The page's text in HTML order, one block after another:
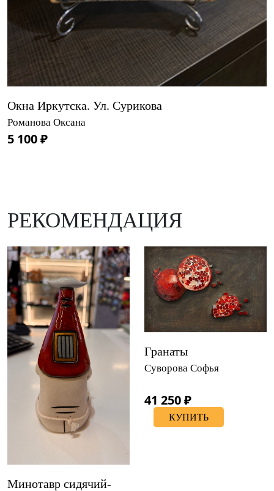
Окна Иркутска. Ул. Сурикова
Романова Оксана
5 100 ₽
РЕКОМЕНДАЦИЯ
Минотавр сидячий-
Гранаты
Суворова Софья
41 250 ₽
КУПИТЬ